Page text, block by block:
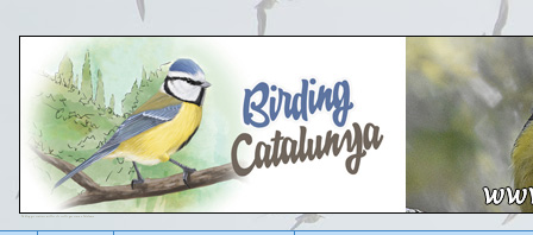
Un blog per conèixer millor els ocells que viuen a Catalunya